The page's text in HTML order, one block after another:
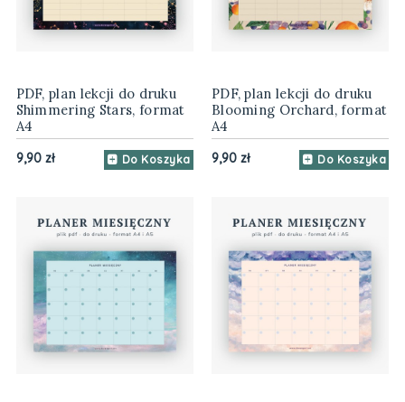
PDF, plan lekcji do druku
Shimmering Stars, format
A4
9,90 zł Do Koszyka
PDF, plan lekcji do druku
Blooming Orchard, format
A4
9,90 zł Do Koszyka